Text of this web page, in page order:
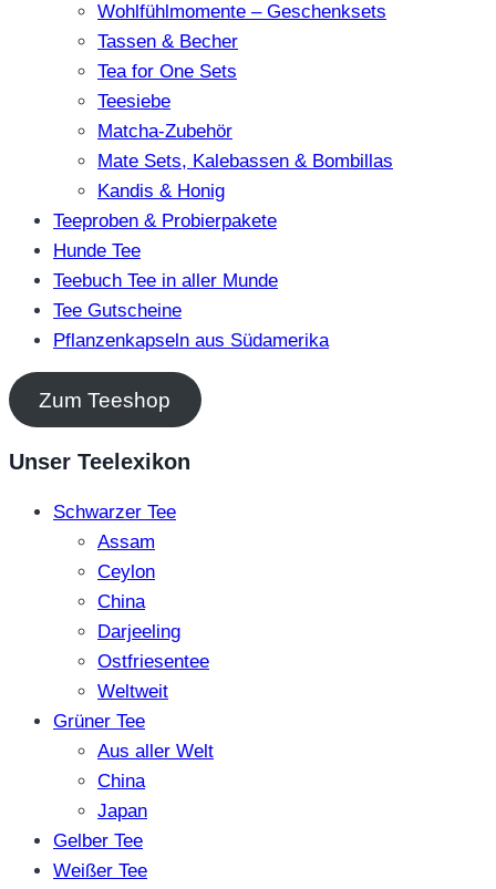
Wohlfühlmomente – Geschenksets
Tassen & Becher
Tea for One Sets
Teesiebe
Matcha-Zubehör
Mate Sets, Kalebassen & Bombillas
Kandis & Honig
Teeproben & Probierpakete
Hunde Tee
Teebuch Tee in aller Munde
Tee Gutscheine
Pflanzenkapseln aus Südamerika
Zum Teeshop
Unser Teelexikon
Schwarzer Tee
Assam
Ceylon
China
Darjeeling
Ostfriesentee
Weltweit
Grüner Tee
Aus aller Welt
China
Japan
Gelber Tee
Weißer Tee